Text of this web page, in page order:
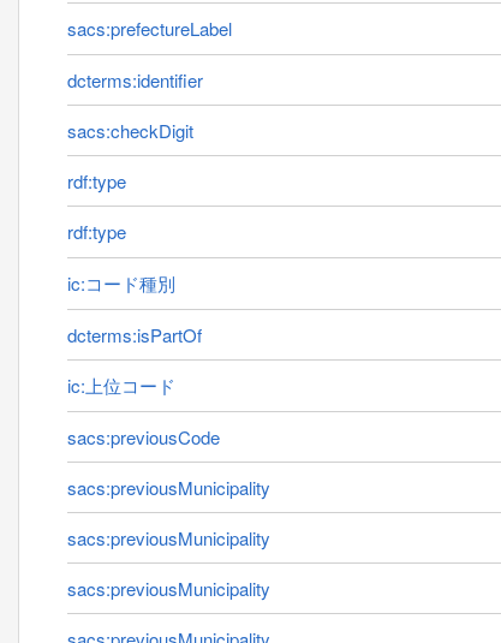
sacs:prefectureLabel
dcterms:identifier
sacs:checkDigit
rdf:type
rdf:type
ic:コード種別
dcterms:isPartOf
ic:上位コード
sacs:previousCode
sacs:previousMunicipality
sacs:previousMunicipality
sacs:previousMunicipality